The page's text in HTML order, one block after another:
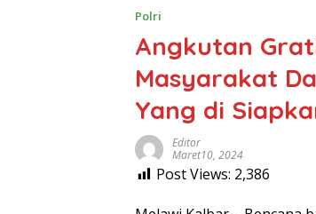
Polri
Angkutan
Masyarakat
Yang di
Editor
Maret10, 2024
Post Views: 2,386